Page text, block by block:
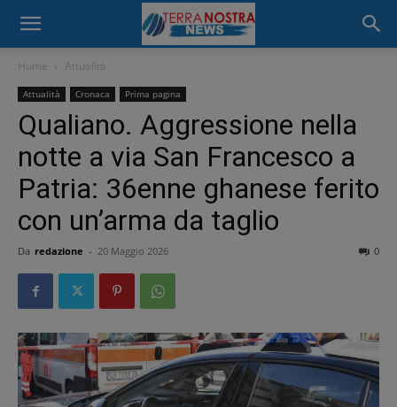
Home Attualità
Attualità Cronaca Prima pagina
Qualiano. Aggressione nella
notte a via San Francesco a
Patria: 36enne ghanese ferito
con un’arma da taglio
Da redazione - 20 Maggio 2026 0